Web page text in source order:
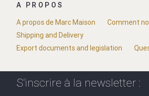
A PROPOS
A propos de Marc Maison
Comment
Shipping and Delivery
Export documents and legislation
S'inscrire à la newsletter :